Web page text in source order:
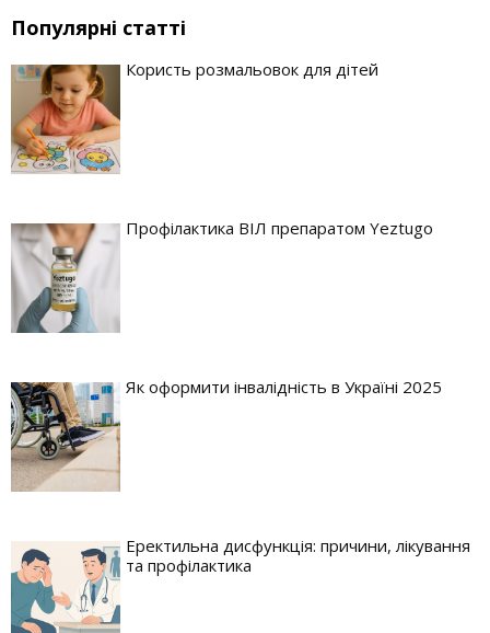
Популярні статті
Користь розмальовок для дітей
Профілактика ВІЛ препаратом Yeztugo
Як оформити інвалідність в Україні 2025
Еректильна дисфункція: причини, лікування
та профілактика